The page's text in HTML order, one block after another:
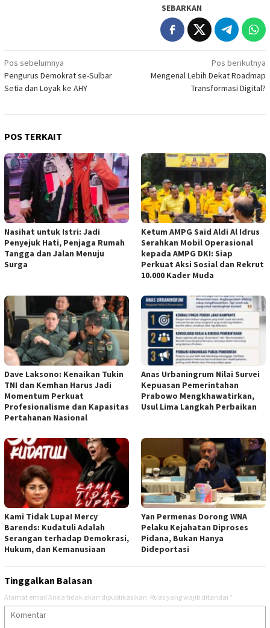
SEBARKAN
Navigasi
pos
Pos sebelumnya
Pengurus Demokrat se-Sulbar
Setia dan Loyak ke AHY
Pos berikutnya
Mengenal Lebih Dekat Roadmap
Transformasi Digital?
POS TERKAIT
Nasihat untuk Istri: Jadi
Penyejuk Hati, Penjaga Rumah
Tangga dan Jalan Menuju
Surga
Ketum AMPG Said Aldi Al Idrus
Serahkan Mobil Operasional
kepada AMPG DKI: Siap
Perkuat Aksi Sosial dan Rekrut
10.000 Kader Muda
Dave Laksono: Kenaikan Tukin
TNI dan Kemhan Harus Jadi
Momentum Perkuat
Profesionalisme dan Kapasitas
Pertahanan Nasional
Anas Urbaningrum Nilai Survei
Kepuasan Pemerintahan
Prabowo Mengkhawatirkan,
Usul Lima Langkah Perbaikan
Kami Tidak Lupa! Mercy
Barends: Kudatuli Adalah
Serangan terhadap Demokrasi,
Hukum, dan Kemanusiaan
Yan Permenas Dorong WNA
Pelaku Kejahatan Diproses
Pidana, Bukan Hanya
Dideportasi
Tinggalkan Balasan
Alamat email Anda tidak akan dipublikasikan. Ruas yang wajib ditandai *